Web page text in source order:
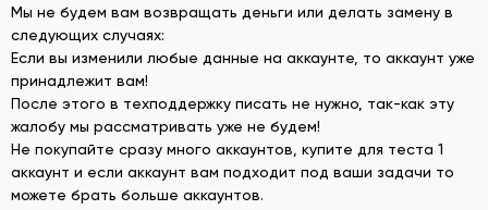
Мы не будем вам возвращать деньги или делать замену в
следующих случаях:
Если вы изменили любые данные на аккаунте, то аккаунт уже
принадлежит вам!
После этого в техподдержку писать не нужно, так-как эту
жалобу мы рассматривать уже не будем!
Не покупайте сразу много аккаунтов, купите для теста 1
аккаунт и если аккаунт вам подходит под ваши задачи то
можете брать больше аккаунтов.